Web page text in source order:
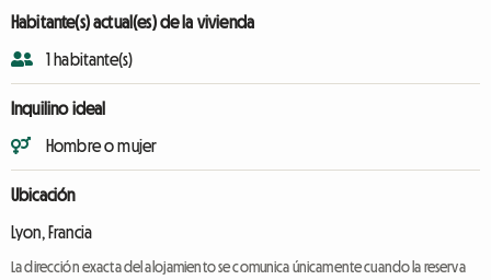
Habitante(s) actual(es) de la vivienda
1 habitante(s)
Inquilino ideal
Hombre o mujer
Ubicación
Lyon, Francia
La dirección exacta del alojamiento se comunica únicamente cuando la reserva